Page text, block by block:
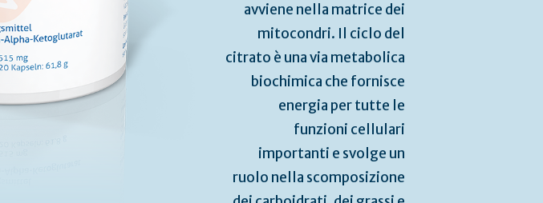
avviene nella matrice dei
mitocondri. Il ciclo del
citrato è una via metabolica
biochimica che fornisce
energia per tutte le
funzioni cellulari
importanti e svolge un
ruolo nella scomposizione